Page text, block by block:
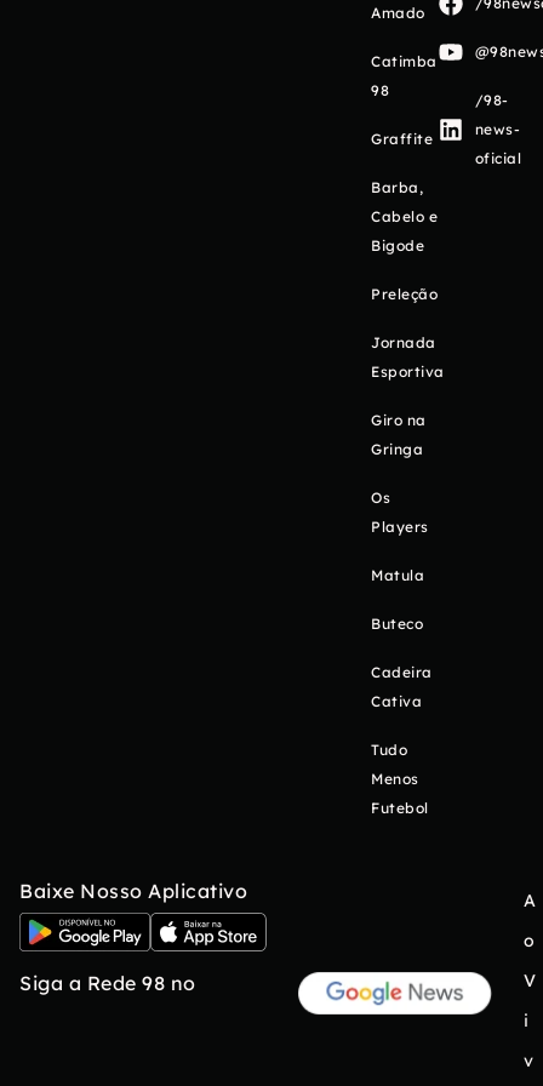
Amado
Catimba
98
Graffite
Barba,
Cabelo e
Bigode
Preleção
Jornada
Esportiva
Giro na
Gringa
Os
Players
Matula
Buteco
Cadeira
Cativa
Tudo
Menos
Futebol
/98-
news-
oficial
Baixe Nosso Aplicativo
Siga a Rede 98 no
A
o
V
i
v